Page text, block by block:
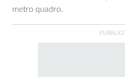
metro quadro.